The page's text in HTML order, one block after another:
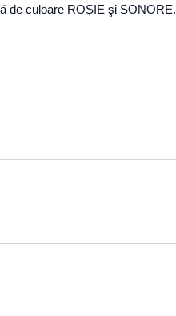
de culoare ROȘIE şi SONORE.